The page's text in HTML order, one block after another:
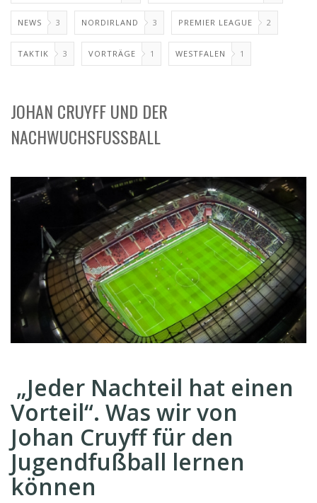
NEWS 3 NORDIRLAND 3 PREMIER LEAGUE 2
TAKTIK 3 VORTRÄGE 1 WESTFALEN 1
JOHAN CRUYFF UND DER
NACHWUCHSFUSSBALL
„Jeder Nachteil hat einen
Vorteil“. Was wir von
Johan Cruyff für den
Jugendfußball lernen
können